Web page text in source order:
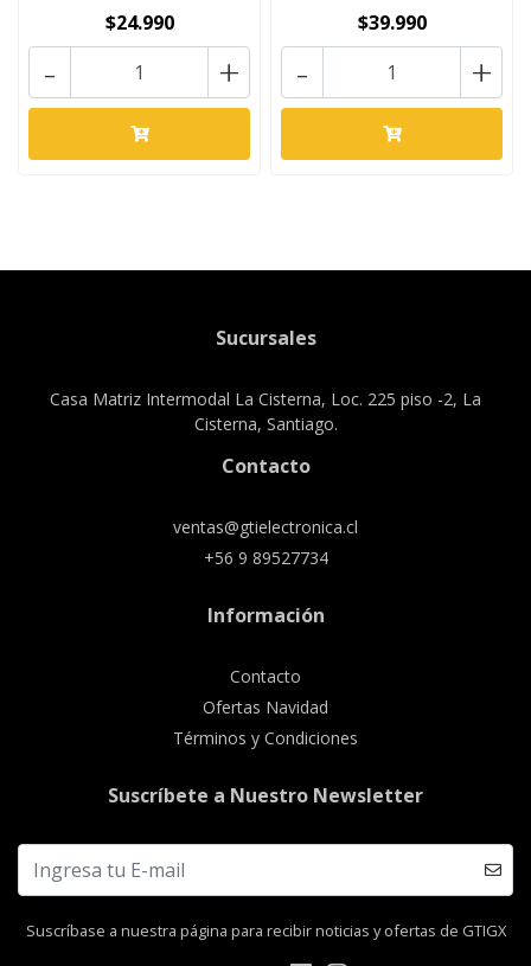
$24.990
+
-
$39.990
+
-
Sucursales
Casa Matriz Intermodal La Cisterna, Loc. 225 piso -2, La
Cisterna, Santiago.
Contacto
ventas@gtielectronica.cl
+56 9 89527734
Información
Contacto
Ofertas Navidad
Términos y Condiciones
Suscríbete a Nuestro Newsletter
Suscríbase a nuestra página para recibir noticias y ofertas de GTIGX